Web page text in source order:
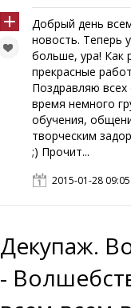
Добрый день
новость. Теперь
больше, ура! Как
прекрасные
Поздравляю
время немного
обучения,
творческим
;) Прочит...
2015-01-28
Декупаж.
-